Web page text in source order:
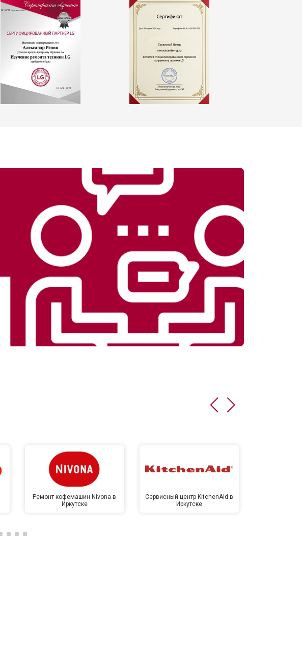
Ремонт кофемашин Nivona в
Иркутске
Сервисный центр KitchenAid в
Иркутске